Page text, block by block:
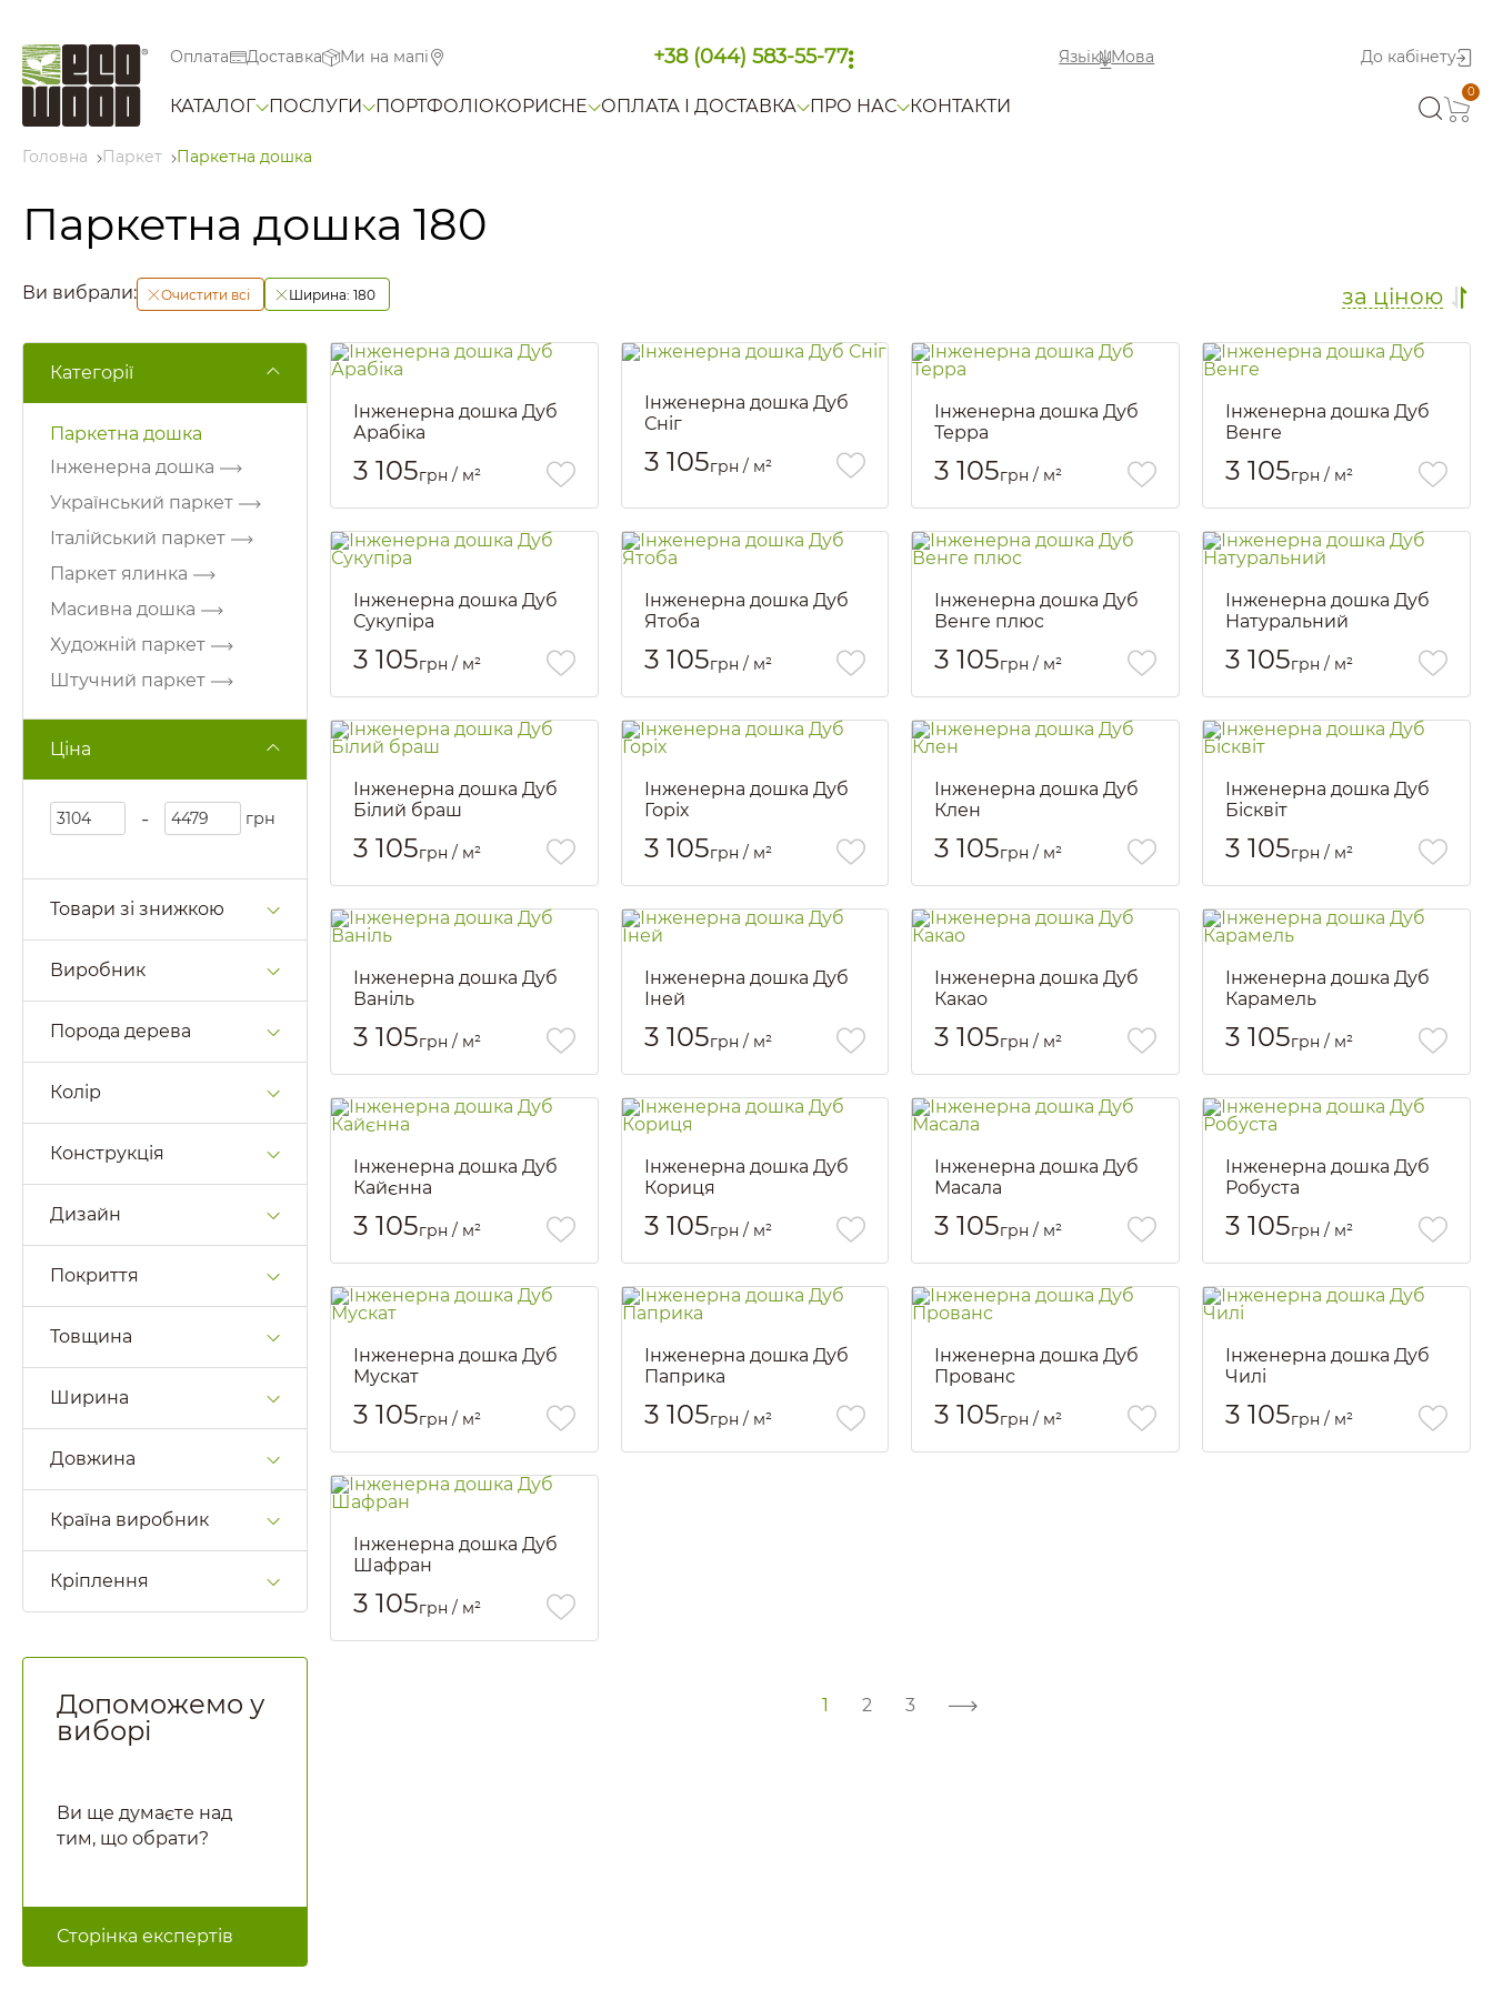
Оплата Доставка Ми на мапі +38 (044) 583-55-77 Язьік Мова До кабінету
КАТАЛОГ ПОСЛУГИ ПОРТФОЛІОКОРИСНЕ ОПЛАТА І ДОСТАВКА ПРО НАС КОНТАКТИ
0
Головна Паркет Паркетна дошка
Паркетна дошка 180
Ви вибрали: Очистити всі Ширина: 180 за ціною
Категорії
Паркетна дошка
Інженерна дошка
Український паркет
Італійський паркет
Паркет ялинка
Масивна дошка
Художній паркет
Штучний паркет
Ціна
- грн
Товари зі знижкою
Виробник
Порода дерева
Колір
Конструкція
Дизайн
Покриття
Товщина
Ширина
Довжина
Країна виробник
Кріплення
Допоможемо у
виборі
Ви ще думаєте над
тим, що обрати?
Сторінка експертів
Інженерна дошка Дуб
Арабіка
3 105грн / м²
Інженерна дошка Дуб
Сніг
3 105грн / м²
Інженерна дошка Дуб
Терра
3 105грн / м²
Інженерна дошка Дуб
Венге
3 105грн / м²
Інженерна дошка Дуб
Сукупіра
3 105грн / м²
Інженерна дошка Дуб
Ятоба
3 105грн / м²
Інженерна дошка Дуб
Венге плюс
3 105грн / м²
Інженерна дошка Дуб
Натуральний
3 105грн / м²
Інженерна дошка Дуб
Білий браш
3 105грн / м²
Інженерна дошка Дуб
Горіх
3 105грн / м²
Інженерна дошка Дуб
Клен
3 105грн / м²
Інженерна дошка Дуб
Бісквіт
3 105грн / м²
Інженерна дошка Дуб
Ваніль
3 105грн / м²
Інженерна дошка Дуб
Іней
3 105грн / м²
Інженерна дошка Дуб
Какао
3 105грн / м²
Інженерна дошка Дуб
Карамель
3 105грн / м²
Інженерна дошка Дуб
Кайєнна
3 105грн / м²
Інженерна дошка Дуб
Кориця
3 105грн / м²
Інженерна дошка Дуб
Масала
3 105грн / м²
Інженерна дошка Дуб
Робуста
3 105грн / м²
Інженерна дошка Дуб
Мускат
3 105грн / м²
Інженерна дошка Дуб
Паприка
3 105грн / м²
Інженерна дошка Дуб
Прованс
3 105грн / м²
Інженерна дошка Дуб
Чилі
3 105грн / м²
Інженерна дошка Дуб
Шафран
3 105грн / м²
1 2 3